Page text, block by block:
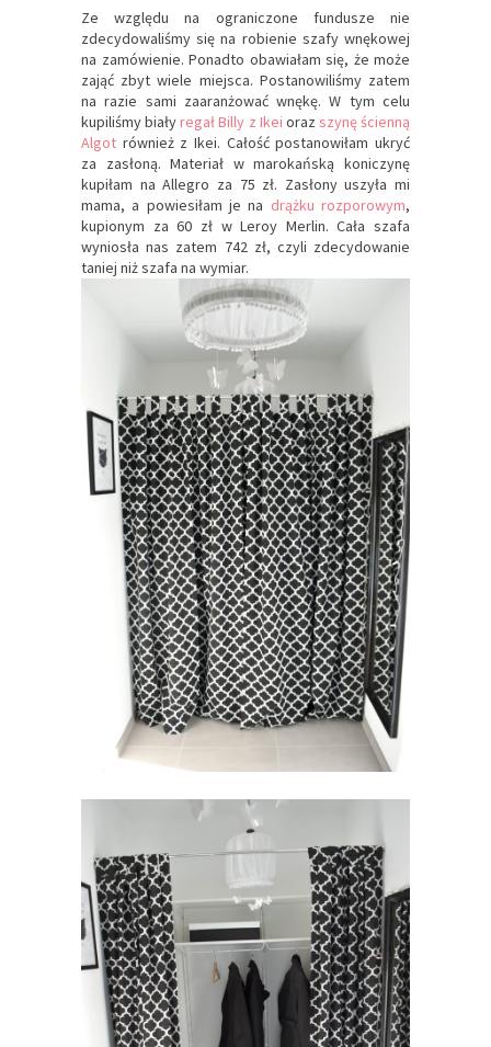
Ze względu na ograniczone fundusze nie
zdecydowaliśmy się na robienie szafy wnękowej
na zamówienie. Ponadto obawiałam się, że może
zająć zbyt wiele miejsca. Postanowiliśmy zatem
na razie sami zaaranżować wnękę. W tym celu
kupiliśmy białyregał Billy z Ikei oraz szynę ścienną
Algot również z Ikei. Całość postanowiłam ukryć
za zasłoną. Materiał w marokańską koniczynę
kupiłam na Allegro za 75 zł. Zasłony uszyła mi
mama, a powiesiłam je na drążku rozporowym,
kupionym za 60 zł w Leroy Merlin. Cała szafa
wyniosła nas zatem 742 zł, czyli zdecydowanie
taniej niż szafa na wymiar.